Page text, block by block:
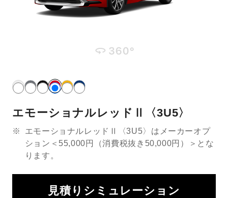
エモーショナルレッドⅡ〈3U5〉
※
エモーショナルレッドⅡ〈3U5〉はメーカーオプ
ション＜55,000円（消費税抜き50,000円）＞とな
ります。
見積りシミュレーション